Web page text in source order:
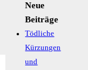
Neue
Beiträge
Tödliche
Kürzungen
und